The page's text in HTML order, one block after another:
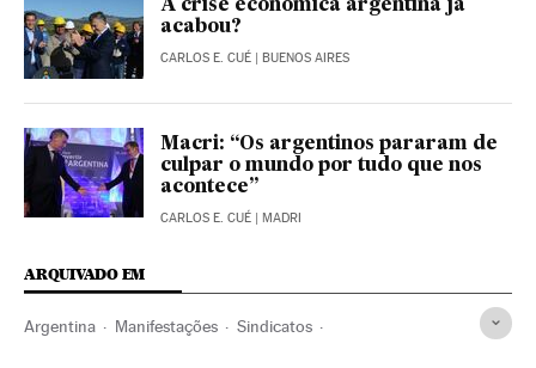
A crise econômica argentina já
acabou?
CARLOS E. CUÉ | BUENOS AIRES
Macri: “Os argentinos pararam de
culpar o mundo por tudo que nos
acontece”
CARLOS E. CUÉ | MADRI
ARQUIVADO EM
Argentina Manifestações Sindicatos